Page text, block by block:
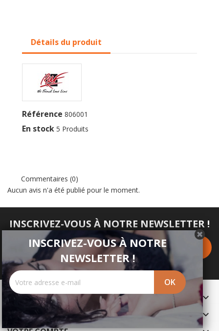
Détails du produit
Référence 806001
En stock 5 Produits
Commentaires (0)
Aucun avis n'a été publié pour le moment.
INSCRIVEZ-VOUS À NOTRE NEWSLETTER !
INSCRIVEZ-VOUS À NOTRE
NEWSLETTER !
PRODUITS 
NOTRE SOCIÉTÉ 